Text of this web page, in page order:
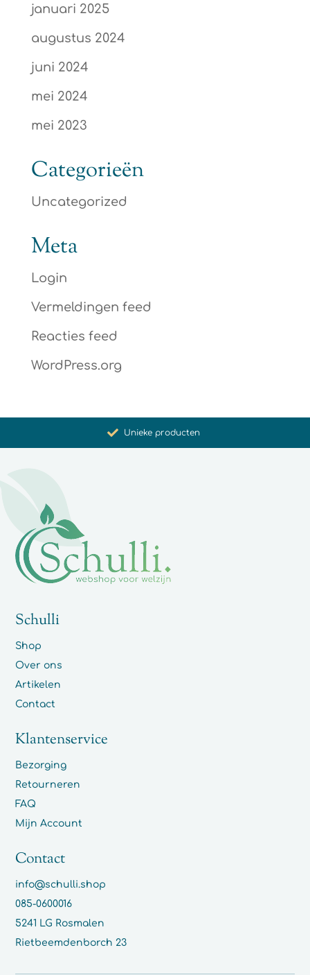
januari 2025
augustus 2024
juni 2024
mei 2024
mei 2023
Categorieën
Uncategorized
Meta
Login
Vermeldingen feed
Reacties feed
WordPress.org
Unieke producten
Schulli
Shop
Over ons
Artikelen
Contact
Klantenservice
Bezorging
Retourneren
FAQ
Mijn Account
Contact
info@schulli.shop
085-0600016
5241 LG Rosmalen
Rietbeemdenborch 23